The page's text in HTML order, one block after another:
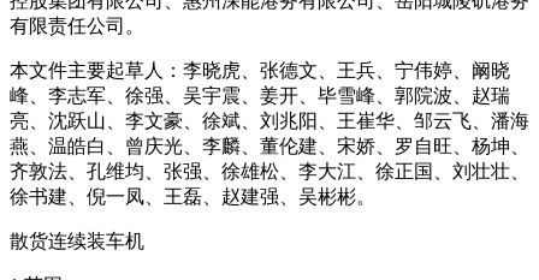
有限责任公司。
本文件主要起草人：李晓虎、张德文、王兵、宁伟婷、阚晓
峰、李志军、徐强、吴宇震、姜开、毕雪峰、郭院波、赵瑞
亮、沈跃山、李文豪、徐斌、刘兆阳、王崔华、邹云飞、潘海
燕、温皓白、曾庆光、李麟、董伦建、宋娇、罗自旺、杨坤、
齐敦法、孔维均、张强、徐雄松、李大江、徐正国、刘壮壮、
徐书建、倪一凤、王磊、赵建强、吴彬彬。
散货连续装车机